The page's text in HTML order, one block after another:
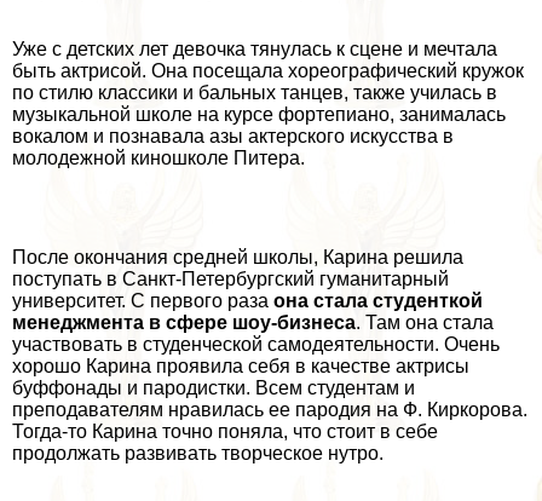
Уже с детских лет дeвoчка тянулась к сцене и мечтала
быть актрисой. Она посещала хореографический кружок
по стилю классики и бальных танцев, также училась в
музыкальной школе на курсе фортепиано, занималась
вокалом и познавала азы актерского искусства в
молодежной киношколе Питера.
После окончания средней школы, Карина решила
поступать в Санкт-Петербургский гуманитарный
университет. С первого раза она стала студенткой
менеджмента в сфере шоу-бизнеса. Там она стала
участвовать в студенческой самодеятельности. Очень
хорошо Карина проявила себя в качестве актрисы
буффонады и пародистки. Всем студентам и
преподавателям нравилась ее пародия на Ф. Киркорова.
Тогда-то Карина точно поняла, что стоит в себе
продолжать развивать творческое нутро.